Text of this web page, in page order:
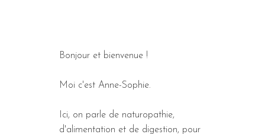
Bonjour et bienvenue !
Moi c'est Anne-Sophie.
Ici, on parle de naturopathie,
d'alimentation et de digestion, pour